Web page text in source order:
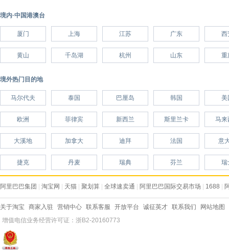
境内·中国港澳台
厦门 上海 江苏 广东 西
黄山 千岛湖 杭州 山东 重
境外热门目的地
马尔代夫 泰国 巴厘岛 韩国 美
欧洲 菲律宾 新西兰 斯里兰卡 马来
大溪地 加拿大 迪拜 法国 意
捷克 丹麦 瑞典 芬兰 瑞
阿里巴巴集团 淘宝网 天猫 聚划算 全球速卖通 阿里巴巴国际交易市场 1688
关于淘宝 商家入驻 营销中心 联系客服 开放平台 诚征英才 联系我们
网站地图
增值电信业务经营许可证：浙B2-20160773